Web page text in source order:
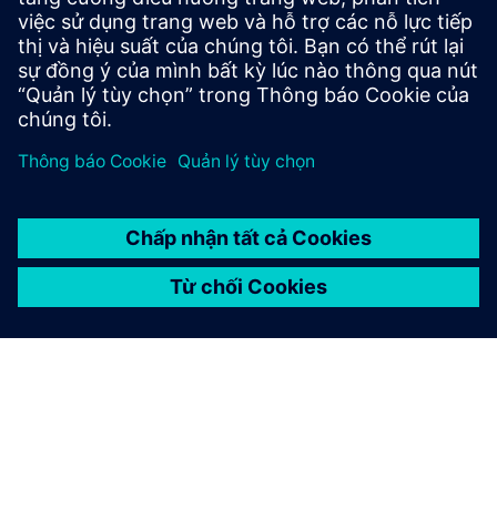
SIMATIC S7-1200 có sẵn trong các phiên bản tiêu
chuẩn và an toàn.